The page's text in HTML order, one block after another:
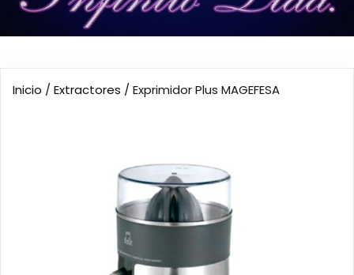
Inicio /Extractores / Exprimidor Plus MAGEFESA